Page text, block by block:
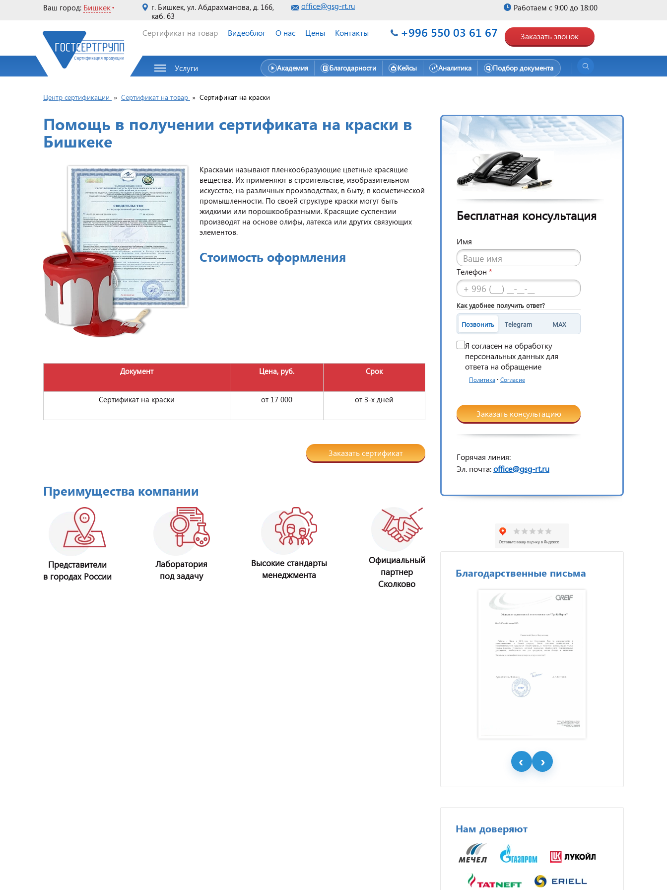
Ваш город: Бишкек
г. Бишкек, ул. Абдрахманова, д. 166,
каб. 63
office@gsg-rt.ru Работаем с 9:00 до 18:00
Сертификат на товар Видеоблог О нас Цены Контакты +996 550 03 61 67 Заказать звонок
Услуги Академия Благодарности Кейсы Аналитика Подбор документа
Центр сертификации » Сертификат на товар » Сертификат на краски
Помощь в получении сертификата на краски в
Бишкеке
Красками называют пленкообразующие цветные красящие
вещества. Их применяют в строительстве, изобразительном
искусстве, на различных производствах, в быту, в косметической
промышленности. По своей структуре краски могут быть
жидкими или порошкообразными. Красящие суспензии
производят на основе олифы, латекса или других связующих
элементов.
Стоимость оформления
Документ Цена, руб. Срок
Сертификат на краски от 17 000 от 3-х дней
Заказать сертификат
Преимущества компании
Представители
в городах России
Лаборатория
под задачу
Высокие стандарты
менеджмента
Официальный
партнер
Сколково
Бесплатная консультация
Имя
Телефон *
Как удобнее получить ответ?
Позвонить Telegram MAX
Я согласен на обработку
персональных данных для
ответа на обращение
Политика · Согласие
Заказать консультацию
Горячая линия:
Эл. почта:office@gsg-rt.ru
Благодарственные письма
Нам доверяют